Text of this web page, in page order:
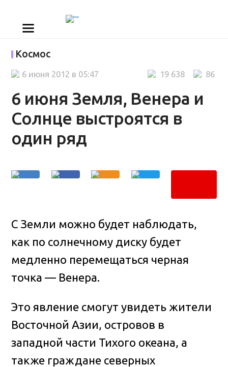
Космос
6 июня Земля, Венера и
Солнце выстроятся в
один ряд
86
19 638
6 июня 2012 в 05:47
С Земли можно будет наблюдать,
как по солнечному диску будет
медленно перемещаться черная
точка — Венера.
Это явление смогут увидеть жители
Восточной Азии, островов в
западной части Тихого океана, а
также граждане северных